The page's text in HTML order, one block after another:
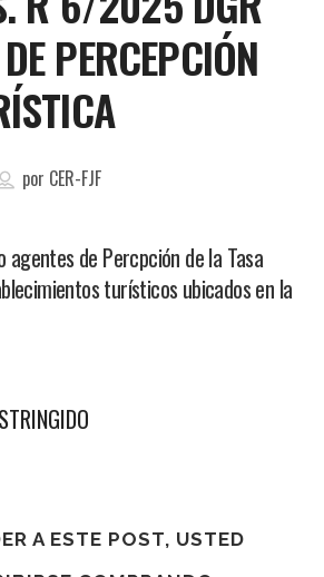
PERCEPCIÓN
por CER-FJF
agentes de Percpción de la Tasa
turísticos ubicados en la
A ESTE POST, USTED